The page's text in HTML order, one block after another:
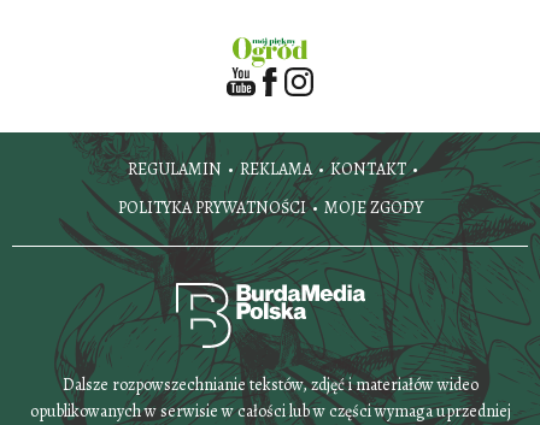
REGULAMIN REKLAMA
KONTAKT
POLITYKA PRYWATNOŚCI
MOJE ZGODY
Dalsze rozpowszechnianie tekstów, zdjęć i materiałów wideo
opublikowanych w serwisie w całości lub w części wymaga uprzedniej